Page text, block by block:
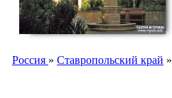
Россия » Ставропольский край »